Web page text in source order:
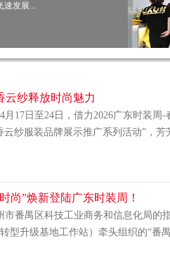
速发展...
云纱释放时尚魅力
月17日至24日，借力2026广东时装周
纱服装品牌展示推广系列活动”，
尚”焕新登陆广东时装周！
市番禺区科技工业商务和信息化局的
型升级基地工作站）牵头组织的“番